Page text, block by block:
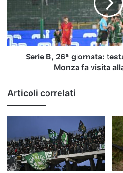
testacoda
“Penzo”,
il
Monza
Serie B, 26ª giornata:
Monza fa visita
Articoli correlati